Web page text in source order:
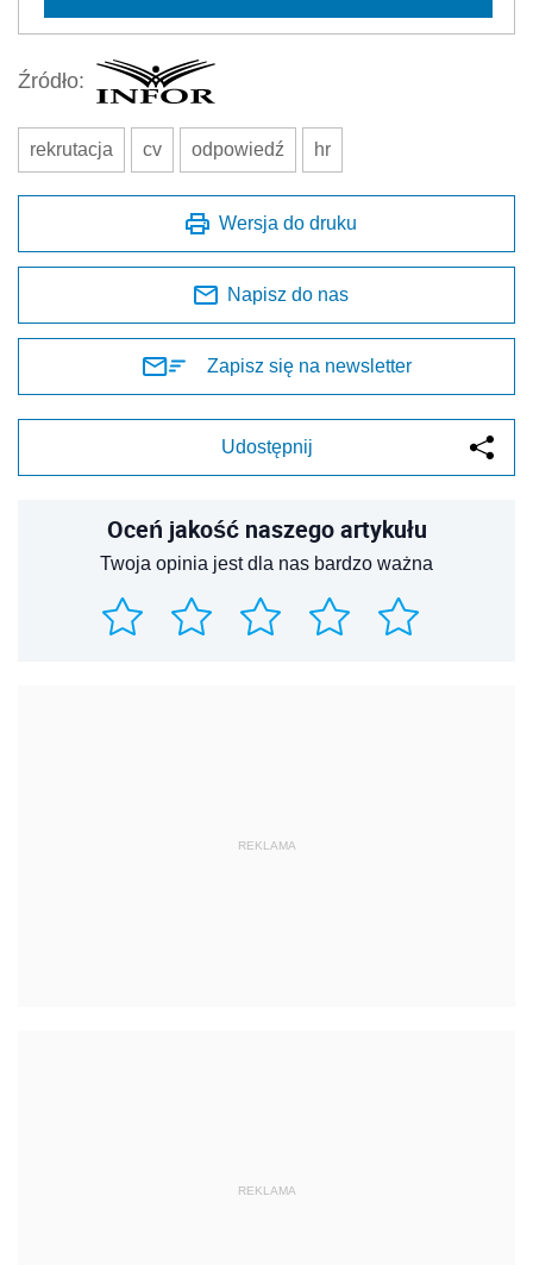
Źródło:
rekrutacja cv odpowiedź hr
Wersja do druku
Napisz do nas
Zapisz się na newsletter
Udostępnij
Oceń jakość naszego artykułu
Twoja opinia jest dla nas bardzo ważna
REKLAMA
REKLAMA